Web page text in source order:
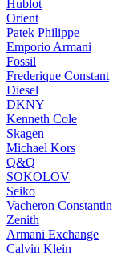
Hublot
Orient
Patek Philippe
Emporio Armani
Fossil
Frederique Constant
Diesel
DKNY
Kenneth Cole
Skagen
Michael Kors
Q&Q
SOKOLOV
Seiko
Vacheron Constantin
Zenith
Armani Exchange
Calvin Klein